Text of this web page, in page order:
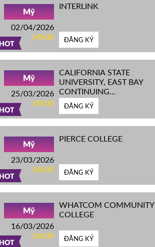
HOT
Mỹ
02/04/2026
14h00
INTERLINK
ĐĂNG KÝ
HOT
Mỹ
25/03/2026
10h00
CALIFORNIA STATE
UNIVERSITY, EAST BAY
CONTINUING
EDUCATION
ĐĂNG KÝ
HOT
Mỹ
23/03/2026
14h00
PIERCE COLLEGE
ĐĂNG KÝ
HOT
Mỹ
16/03/2026
16h00
WHATCOM COMMUNITY
COLLEGE
ĐĂNG KÝ